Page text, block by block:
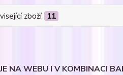
zboží 11
NA WEBU I V KOMBINACI